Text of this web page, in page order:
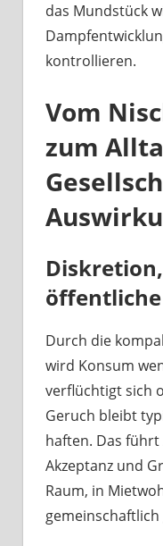
das Mundstück
kontrollieren.
Vom
zum
Durch die
wird Konsum
verflüchtigt sich
Geruch bleibt
haften. Das
Akzeptanz und
Raum, in